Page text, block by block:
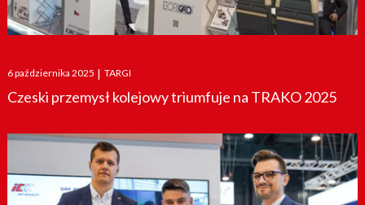
Posted
on
6 października 2025 | TARGI
Czeski przemysł kolejowy triumfuje na TRAKO 2025